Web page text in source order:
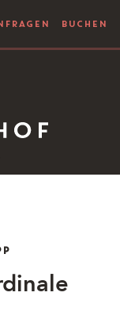
BUCHEN